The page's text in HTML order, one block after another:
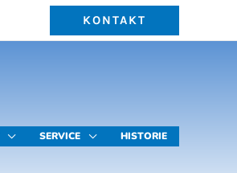
KONTAKT
SERVICE HISTORIE